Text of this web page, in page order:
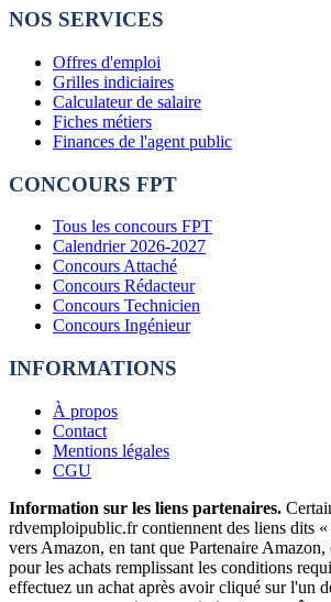
NOS SERVICES
Offres d'emploi
Grilles indiciaires
Calculateur de salaire
Fiches métiers
Finances de l'agent public
CONCOURS FPT
Tous les concours FPT
Calendrier 2026-2027
Concours Attaché
Concours Rédacteur
Concours Technicien
Concours Ingénieur
INFORMATIONS
À propos
Contact
Mentions légales
CGU
Information sur les liens partenaires.
rdvemploipublic.fr contiennent des liens dits
vers Amazon, en tant que Partenaire Amazon,
pour les achats remplissant les conditions
effectuez un achat après avoir cliqué sur l'un